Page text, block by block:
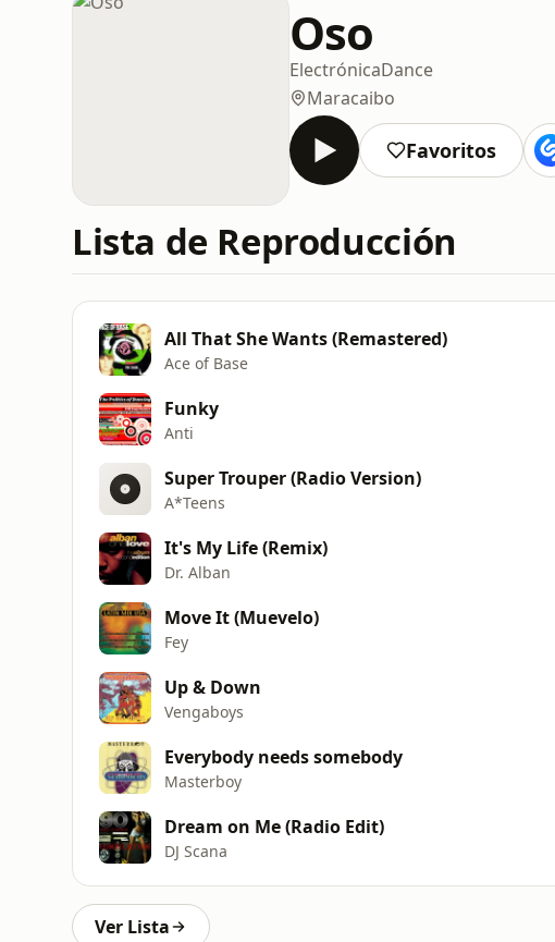
Oso
ElectrónicaDance
Maracaibo
Favoritos
Lista de Reproducción
All That She Wants (Remastered)
Ace of Base
Funky
Anti
Super Trouper (Radio Version)
A*Teens
It's My Life (Remix)
Dr. Alban
Move It (Muevelo)
Fey
Up & Down
Vengaboys
Everybody needs somebody
Masterboy
Dream on Me (Radio Edit)
DJ Scana
Ver Lista